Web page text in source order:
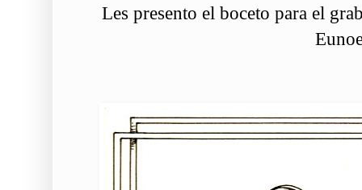
Les presento el boceto para el